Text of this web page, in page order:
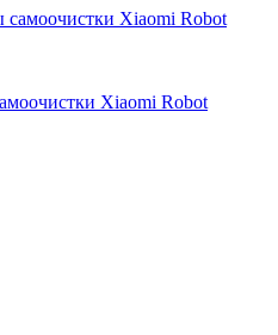
Xiaomi Robot